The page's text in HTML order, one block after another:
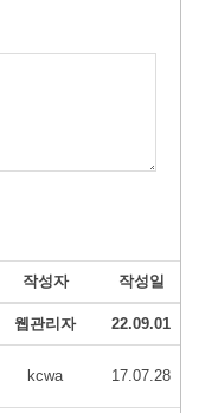
작성자 작성일
웹관리자 22.09.01
kcwa 17.07.28